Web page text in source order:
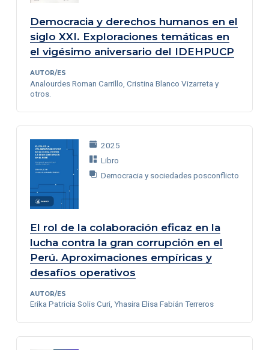
Democracia y derechos humanos en el
siglo XXI. Exploraciones temáticas en
el vigésimo aniversario del IDEHPUCP
AUTOR/ES
Analourdes Roman Carrillo, Cristina Blanco Vizarreta y
otros.
2025
Libro
Democracia y sociedades posconflicto
El rol de la colaboración eficaz en la
lucha contra la gran corrupción en el
Perú. Aproximaciones empíricas y
desafíos operativos
AUTOR/ES
Erika Patricia Solis Curi, Yhasira Elisa Fabián Terreros